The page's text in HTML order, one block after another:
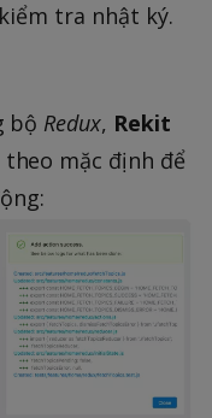
tra nhật ký.
bộ Redux, Rekit
theo mặc định để